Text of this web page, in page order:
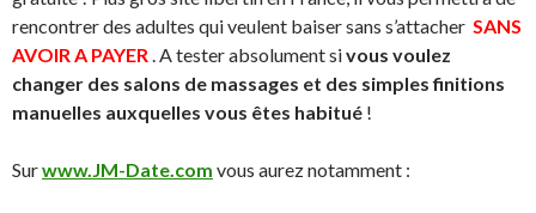
rencontrer des adultes qui veulent baiser sans s’attacher SANS
AVOIR A PAYER . A tester absolument sivous voulez
changer des salons de massages et des simples finitions
manuelles auxquelles vous êtes habitué !
Surwww.JM-Date.com vous aurez notamment :